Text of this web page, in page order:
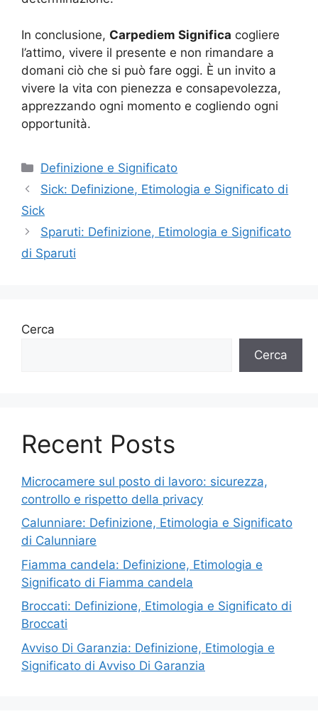
In conclusione, Carpediem Significa cogliere
l’attimo, vivere il presente e non rimandare a
domani ciò che si può fare oggi. È un invito a
vivere la vita con pienezza e consapevolezza,
apprezzando ogni momento e cogliendo ogni
opportunità.
Categorie
Definizione e Significato
Sick: Definizione, Etimologia e Significato di
Sick
Sparuti: Definizione, Etimologia e Significato
di Sparuti
Cerca
Cerca
Recent Posts
Microcamere sul posto di lavoro: sicurezza,
controllo e rispetto della privacy
Calunniare: Definizione, Etimologia e Significato
di Calunniare
Fiamma candela: Definizione, Etimologia e
Significato di Fiamma candela
Broccati: Definizione, Etimologia e Significato di
Broccati
Avviso Di Garanzia: Definizione, Etimologia e
Significato di Avviso Di Garanzia